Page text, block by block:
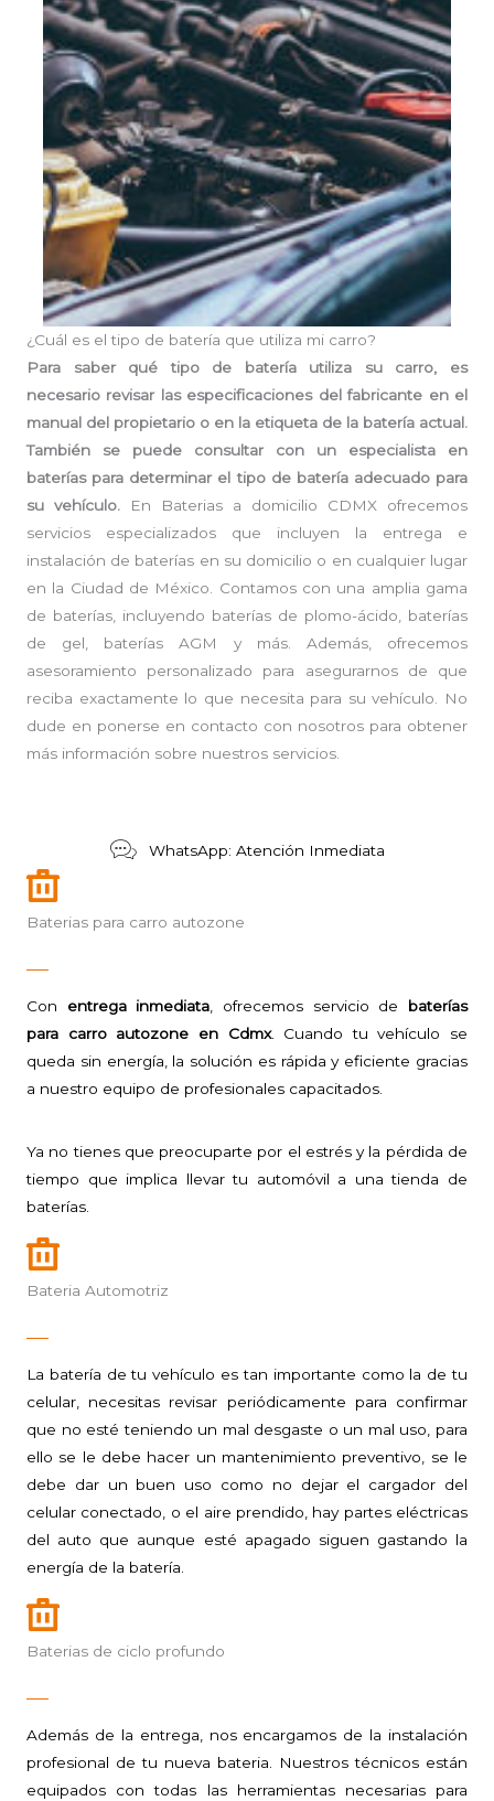
¿Cuál es el tipo de batería que utiliza mi carro?
Para saber qué tipo de batería utiliza su carro, es
necesario revisar las especificaciones del fabricante en el
manual del propietario o en la etiqueta de la batería actual.
También se puede consultar con un especialista en
baterías para determinar el tipo de batería adecuado para
su vehículo. En Baterias a domicilio CDMX ofrecemos
servicios especializados que incluyen la entrega e
instalación de baterías en su domicilio o en cualquier lugar
en la Ciudad de México. Contamos con una amplia gama
de baterías, incluyendo baterías de plomo-ácido, baterías
de gel, baterías AGM y más. Además, ofrecemos
asesoramiento personalizado para asegurarnos de que
reciba exactamente lo que necesita para su vehículo. No
dude en ponerse en contacto con nosotros para obtener
más información sobre nuestros servicios.
WhatsApp: Atención Inmediata
Baterias para carro autozone
Con entrega inmediata, ofrecemos servicio de baterías
para carro autozone en Cdmx. Cuando tu vehículo se
queda sin energía, la solución es rápida y eficiente gracias
a nuestro equipo de profesionales capacitados.
Ya no tienes que preocuparte por el estrés y la pérdida de
tiempo que implica llevar tu automóvil a una tienda de
baterías.
Bateria Automotriz
La batería de tu vehículo es tan importante como la de tu
celular, necesitas revisar periódicamente para confirmar
que no esté teniendo un mal desgaste o un mal uso, para
ello se le debe hacer un mantenimiento preventivo, se le
debe dar un buen uso como no dejar el cargador del
celular conectado, o el aire prendido, hay partes eléctricas
del auto que aunque esté apagado siguen gastando la
energía de la batería.
Baterias de ciclo profundo
Además de la entrega, nos encargamos de la instalación
profesional de tu nueva bateria. Nuestros técnicos están
equipados con todas las herramientas necesarias para